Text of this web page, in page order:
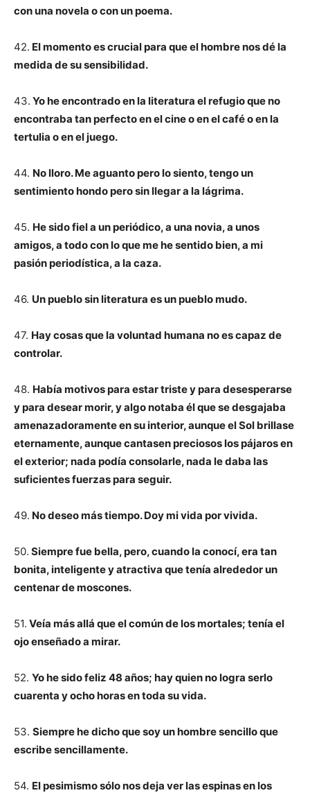
con una novela o con un poema.
42. El momento es crucial para que el hombre nos dé la
medida de su sensibilidad.
43. Yo he encontrado en la literatura el refugio que no
encontraba tan perfecto en el cine o en el café o en la
tertulia o en el juego.
44. No lloro. Me aguanto pero lo siento, tengo un
sentimiento hondo pero sin llegar a la lágrima.
45. He sido fiel a un periódico, a una novia, a unos
amigos, a todo con lo que me he sentido bien, a mi
pasión periodística, a la caza.
46. Un pueblo sin literatura es un pueblo mudo.
47. Hay cosas que la voluntad humana no es capaz de
controlar.
48. Había motivos para estar triste y para desesperarse
y para desear morir, y algo notaba él que se desgajaba
amenazadoramente en su interior, aunque el Sol brillase
eternamente, aunque cantasen preciosos los pájaros en
el exterior; nada podía consolarle, nada le daba las
suficientes fuerzas para seguir.
49. No deseo más tiempo. Doy mi vida por vivida.
50. Siempre fue bella, pero, cuando la conocí, era tan
bonita, inteligente y atractiva que tenía alrededor un
centenar de moscones.
51. Veía más allá que el común de los mortales; tenía el
ojo enseñado a mirar.
52. Yo he sido feliz 48 años; hay quien no logra serlo
cuarenta y ocho horas en toda su vida.
53. Siempre he dicho que soy un hombre sencillo que
escribe sencillamente.
54. El pesimismo sólo nos deja ver las espinas en los